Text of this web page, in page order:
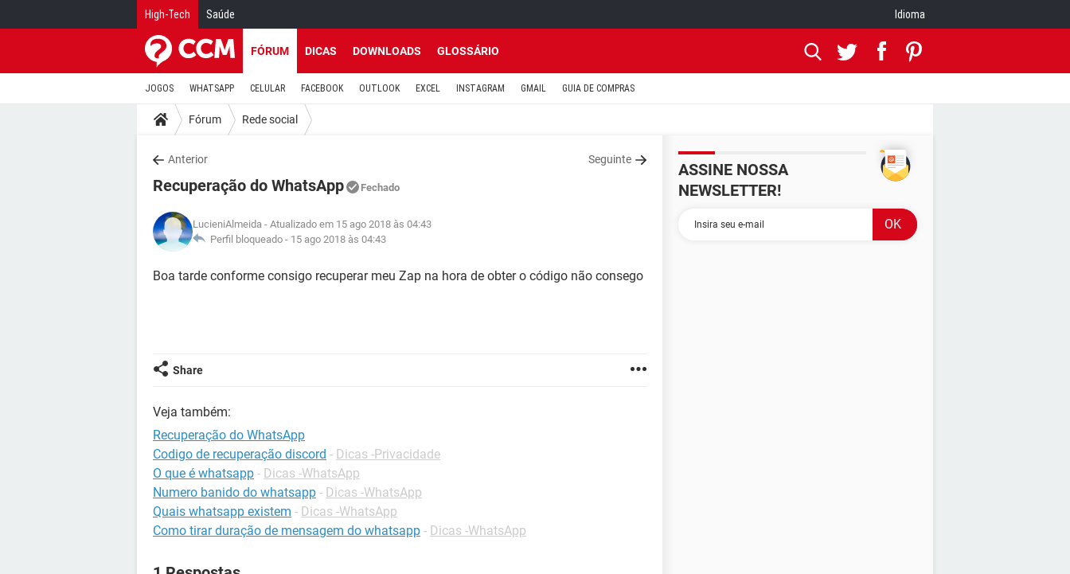
High-Tech Saúde Idioma
FÓRUM DICAS DOWNLOADS GLOSSÁRIO
JOGOS WHATSAPP CELULAR FACEBOOK OUTLOOK EXCEL INSTAGRAM GMAIL GUIA DE COMPRAS
Fórum Rede social
Anterior Seguinte
Recuperação do WhatsApp Fechado
LucieniAlmeida - Atualizado em 15 ago 2018 às 04:43
Perfil bloqueado - 15 ago 2018 às 04:43
Boa tarde conforme consigo recuperar meu Zap na hora de obter o código não consego
Share
Veja também:
Recuperação do WhatsApp
Codigo de recuperação discord - Dicas -Privacidade
O que é whatsapp - Dicas -WhatsApp
Numero banido do whatsapp - Dicas -WhatsApp
Quais whatsapp existem - Dicas -WhatsApp
Como tirar duração de mensagem do whatsapp - Dicas -WhatsApp
ASSINE NOSSA
NEWSLETTER!